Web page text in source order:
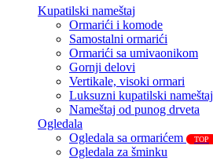
Kupatilski nameštaj
Ormarići i komode
Samostalni ormarići
Ormarići sa umivaonikom
Gornji delovi
Vertikale, visoki ormari
Luksuzni kupatilski nameštaj
Nameštaj od punog drveta
Ogledala
Ogledala sa ormarićem
TOP
Ogledala za šminku